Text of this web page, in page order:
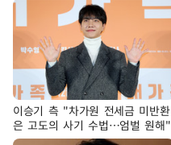
이승기 측 "차가원 전세금 미반환
은 고도의 사기 수법…엄벌 원해"